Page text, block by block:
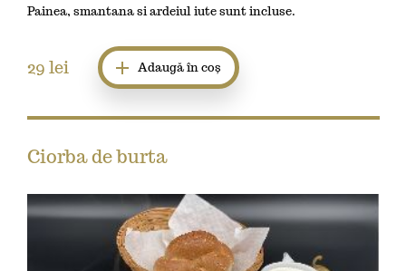
Painea, smantana si ardeiul iute sunt incluse.
29 lei Adaugă în coș
Ciorba de burta